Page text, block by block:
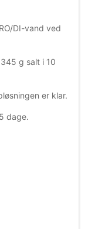
DI-vand ved
g salt i 10
er klar.
dage.